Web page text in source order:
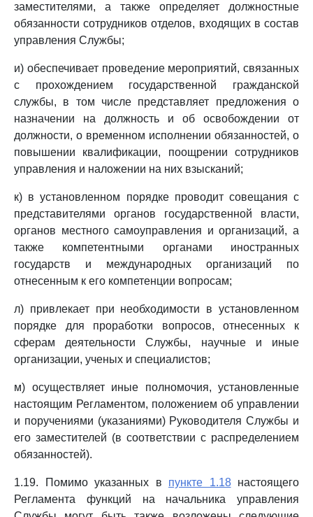
заместителями, а также определяет должностные
обязанности сотрудников отделов, входящих в состав
управления Службы;
и) обеспечивает проведение мероприятий, связанных
с прохождением государственной гражданской
службы, в том числе представляет предложения о
назначении на должность и об освобождении от
должности, о временном исполнении обязанностей, о
повышении квалификации, поощрении сотрудников
управления и наложении на них взысканий;
к) в установленном порядке проводит совещания с
представителями органов государственной власти,
органов местного самоуправления и организаций, а
также компетентными органами иностранных
государств и международных организаций по
отнесенным к его компетенции вопросам;
л) привлекает при необходимости в установленном
порядке для проработки вопросов, отнесенных к
сферам деятельности Службы, научные и иные
организации, ученых и специалистов;
м) осуществляет иные полномочия, установленные
настоящим Регламентом, положением об управлении
и поручениями (указаниями) Руководителя Службы и
его заместителей (в соответствии с распределением
обязанностей).
1.19. Помимо указанных в пункте 1.18настоящего
Регламента функций на начальника управления